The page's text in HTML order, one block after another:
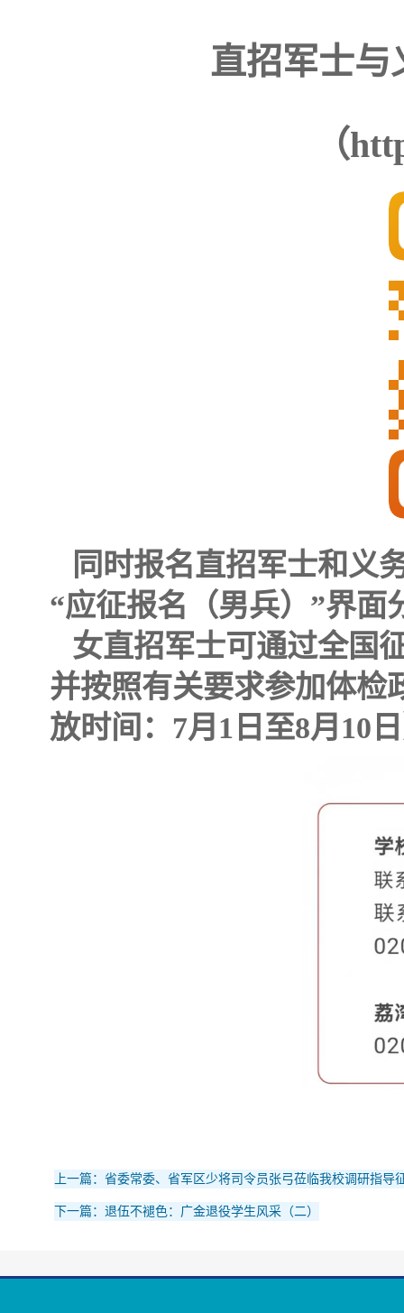
直招军士与
（
同时报名直招军士和义
“应征报名（男兵）”界面
女直招军士可通过全国
并按照有关要求参加体检
放时间：7月1日至8月10
上一篇：省委常委、省军区少将司令员张弓莅临我校调研指导
下一篇：退伍不褪色：广金退役学生风采（二）